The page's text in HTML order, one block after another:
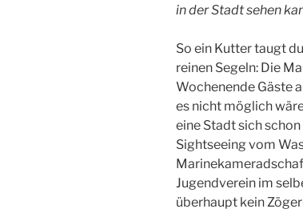
in der Stadt sehen
So ein Kutter taugt
reinen Segeln: Die
Wochenende Gäste
es nicht möglich
eine Stadt sich
Sightseeing vom
Jugendverein im
überhaupt kein